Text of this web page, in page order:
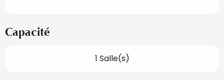
Capacité
1 Salle(s)